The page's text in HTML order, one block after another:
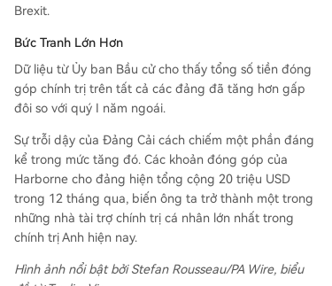
Brexit.
Bức Tranh Lớn Hơn
Dữ liệu từ Ủy ban Bầu cử cho thấy tổng số tiền đóng
góp chính trị trên tất cả các đảng đã tăng hơn gấp
đôi so với quý I năm ngoái.
Sự trỗi dậy của Đảng Cải cách chiếm một phần đáng
kể trong mức tăng đó. Các khoản đóng góp của
Harborne cho đảng hiện tổng cộng 20 triệu USD
trong 12 tháng qua, biến ông ta trở thành một trong
những nhà tài trợ chính trị cá nhân lớn nhất trong
chính trị Anh hiện nay.
Hình ảnh nổi bật bởi Stefan Rousseau/PA Wire, biểu